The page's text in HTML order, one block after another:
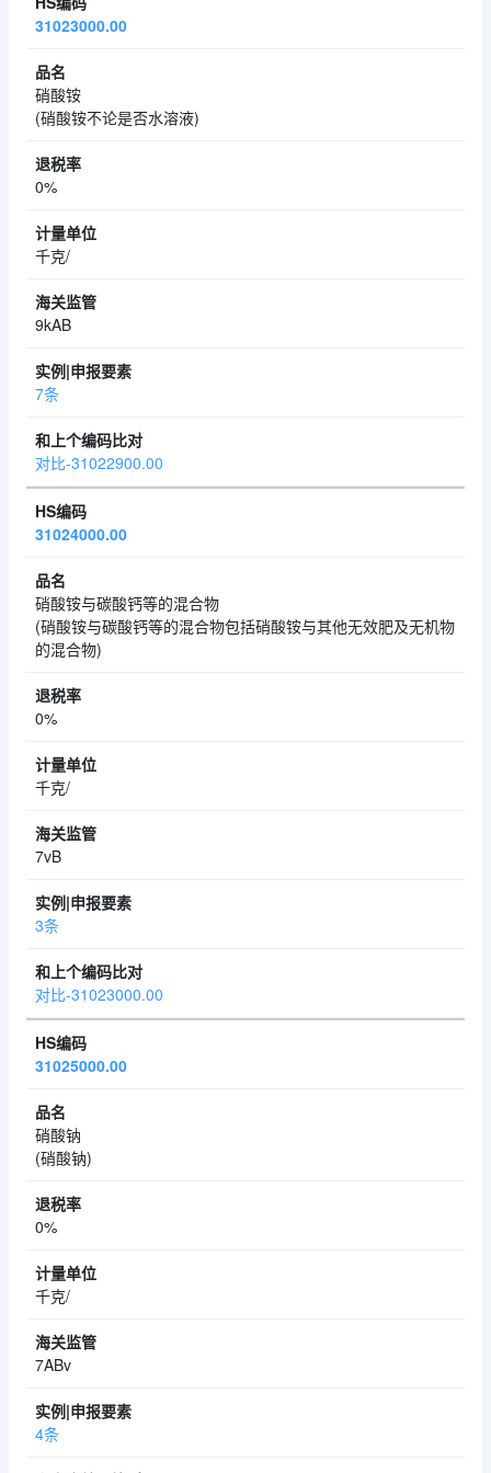
31023000.00
硝酸铵
(硝酸铵不论是否水溶液)
0%
千克/
9kAB
7条
对比-31022900.00
31024000.00
硝酸铵与碳酸钙等的混合物
(硝酸铵与碳酸钙等的混合物包括硝酸铵与其他无效肥及无机物
的混合物)
0%
千克/
7vB
3条
对比-31023000.00
31025000.00
硝酸钠
(硝酸钠)
0%
千克/
7ABv
4条